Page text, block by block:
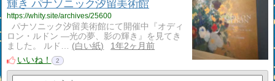
輝き パナソニック汐留美術館
https://whity.site/archives/25600
パナソニック汐留美術館にて開催中『オディ
ロン・ルドン ―光の夢、影の輝き』を見てき
ました。 ルド…
白い紙
1年2ヶ月前
いいね！
2